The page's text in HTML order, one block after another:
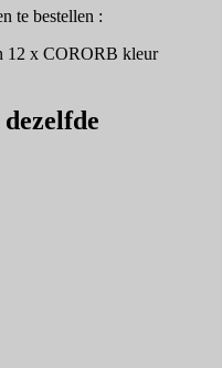
te bestellen :
12 x CORORB kleur